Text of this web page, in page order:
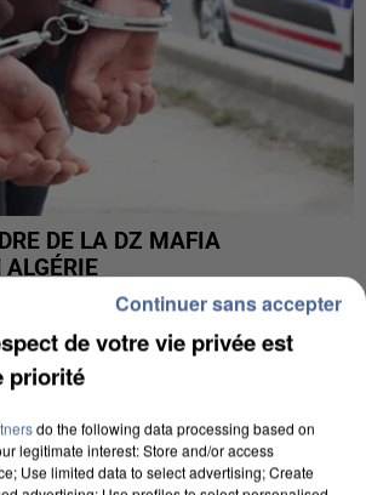
DE LA DZ MAFIA
ALGÉRIE
de votre vie privée est
priorité
do the following data processing based on
legitimate interest: Store and/or access
Use limited data to select advertising; Create
Continuer sans accepter